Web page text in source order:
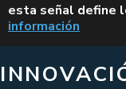
esta señal define
información